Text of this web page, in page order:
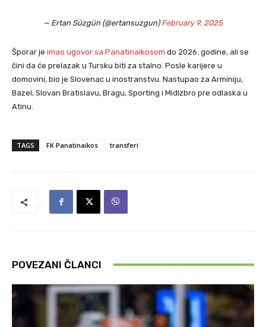
— Ertan Süzgün (@ertansuzgun)February 9, 2025
Šporar je imao ugovor sa Panatinaikosom do 2026. godine, ali se
čini da će prelazak u Tursku biti za stalno. Posle karijere u
domovini, bio je Slovenac u inostranstvu. Nastupao za Arminiju,
Bazel, Slovan Bratislavu, Bragu, Sporting i Midlzbro pre odlaska u
Atinu.
TAGS FK Panatinaikos transferi
POVEZANI ČLANCI